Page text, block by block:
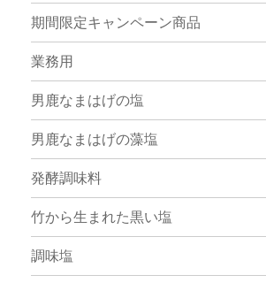
期間限定キャンペーン商品
業務用
男鹿なまはげの塩
男鹿なまはげの藻塩
発酵調味料
竹から生まれた黒い塩
調味塩